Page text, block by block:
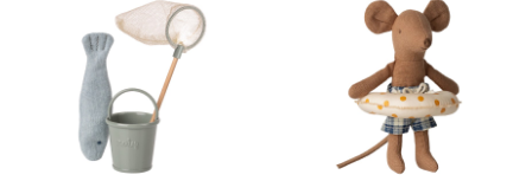
21,00 € 25,00 €